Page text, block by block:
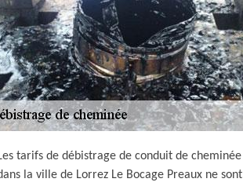
tarifs de débistrage de conduit de cheminée
la ville de Lorrez Le Bocage Preaux ne sont